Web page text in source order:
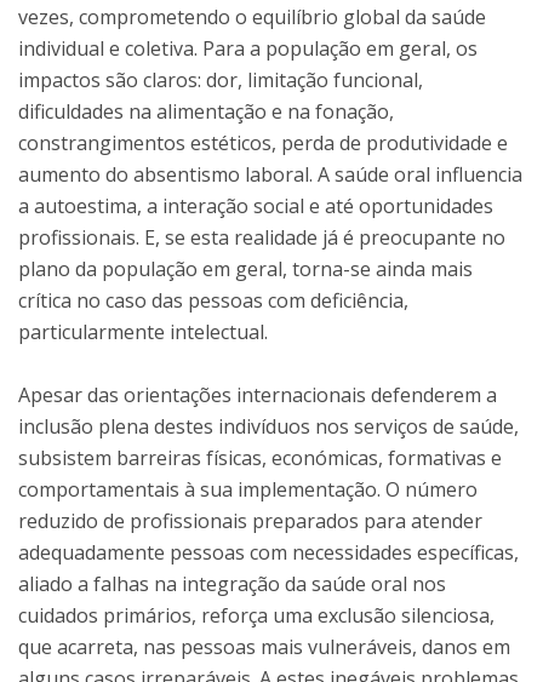
vezes, comprometendo o equilíbrio global da saúde
individual e coletiva. Para a população em geral, os
impactos são claros: dor, limitação funcional,
dificuldades na alimentação e na fonação,
constrangimentos estéticos, perda de produtividade e
aumento do absentismo laboral. A saúde oral influencia
a autoestima, a interação social e até oportunidades
profissionais. E, se esta realidade já é preocupante no
plano da população em geral, torna-se ainda mais
crítica no caso das pessoas com deficiência,
particularmente intelectual.
Apesar das orientações internacionais defenderem a
inclusão plena destes indivíduos nos serviços de saúde,
subsistem barreiras físicas, económicas, formativas e
comportamentais à sua implementação. O número
reduzido de profissionais preparados para atender
adequadamente pessoas com necessidades específicas,
aliado a falhas na integração da saúde oral nos
cuidados primários, reforça uma exclusão silenciosa,
que acarreta, nas pessoas mais vulneráveis, danos em